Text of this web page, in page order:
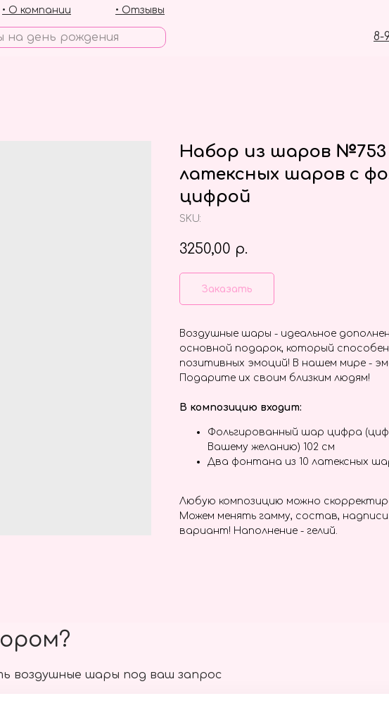
8-
• Отзывы
• О компании
Набор из шаров
латексных шаров с
цифрой
SKU:
3250,00 р.
Заказать
Воздушные шары - идеальное
основной подарок, который
позитивных эмоций! В нашем мире -
Подарите их своим близким людям!
В композицию входит:
Фольгированный шар цифра
Вашему желанию) 102 см
Два фонтана из 10 латексных
Любую композицию можно
Можем менять гамму, состав,
вариант! Наполнение - гелий.
воздушные шары под ваш запрос